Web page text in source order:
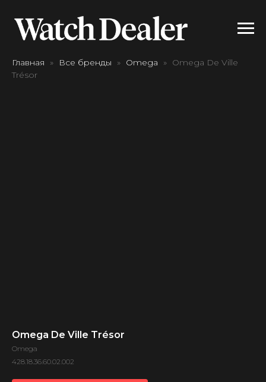
Главная Все бренды Omega
Omega De Ville
Trésor
Omega De Ville Trésor
Omega
428.18.36.60.02.002